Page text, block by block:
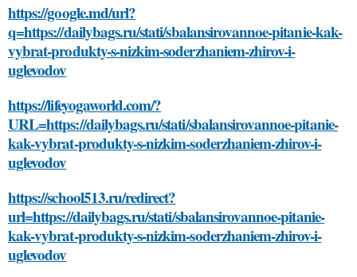
https://google.md/url?
q=https://dailybags.ru/stati/sbalansirovannoe-pitanie-kak-
vybrat-produkty-s-nizkim-soderzhaniem-zhirov-i-
uglevodov
https://lifeyogaworld.com/?
URL=https://dailybags.ru/stati/sbalansirovannoe-pitanie-
kak-vybrat-produkty-s-nizkim-soderzhaniem-zhirov-i-
uglevodov
https://school513.ru/redirect?
url=https://dailybags.ru/stati/sbalansirovannoe-pitanie-
kak-vybrat-produkty-s-nizkim-soderzhaniem-zhirov-i-
uglevodov